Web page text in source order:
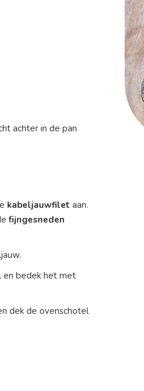
achter in de pan
kabeljauwfilet aan.
fijngesneden
en bedek het met
dek de ovenschotel